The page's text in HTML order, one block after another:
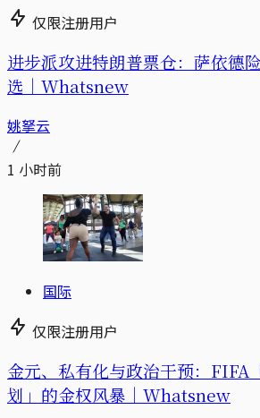
仅限注册用户
进步派攻进特朗普票仓：萨依德
选｜Whatsnew
姚拏云
1 小时前
国际
仅限注册用户
金元、私有化与政治干预：FIFA
划」的金权风暴｜Whatsnew